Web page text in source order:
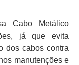
Cabo Metálico
já que evita
dos cabos contra
manutenções e